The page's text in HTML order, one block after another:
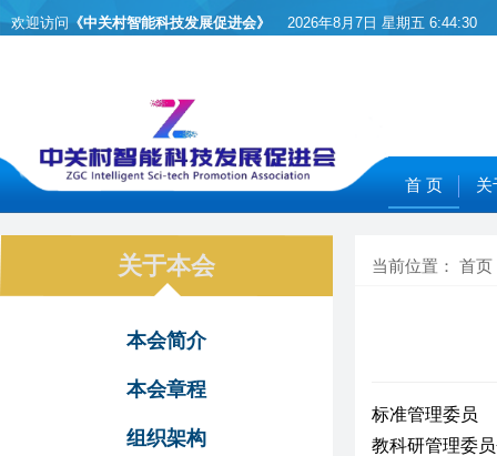
欢迎访问 《中关村智能科技发展促进会》 2026年8月7日 星期五 6:44:30
首 页 关
关于本会
本会简介
本会章程
组织架构
当前位置： 首页
标准管理委员
教科研管理委